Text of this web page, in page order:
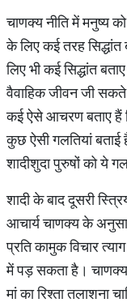
चाणक्य नीति में मनुष्य
के लिए कई तरह सिद्धांत
लिए भी कई सिद्धांत
वैवाहिक जीवन जी सकते
कई ऐसे आचरण बताए हैं
कुछ ऐसी गलतियां बताई
शादीशुदा पुरुषों को ये
शादी के बाद दूसरी
आचार्य चाणक्य के
प्रति कामुक विचार
में पड़ सकता है।
मां का रिश्ता तलाशना